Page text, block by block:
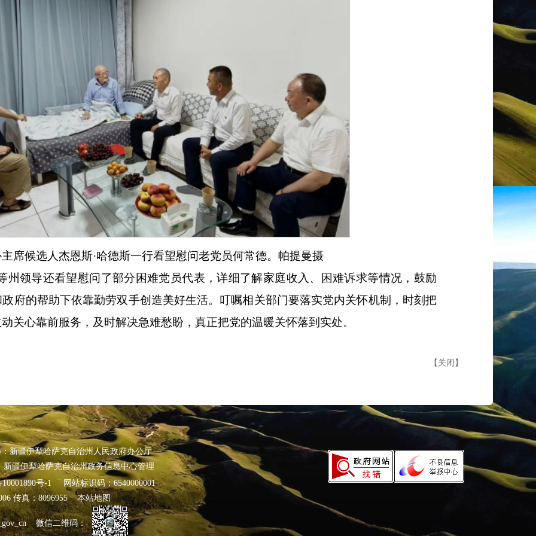
席候选人杰恩斯·哈德斯一行看望慰问老党员何常德。帕提曼摄
州领导还看望慰问了部分困难党员代表，详细了解家庭收入、困难诉求等情况，鼓励
府的帮助下依靠勤劳双手创造美好生活。叮嘱相关部门要落实党内关怀机制，时刻把
关心靠前服务，及时解决急难愁盼，真正把党的温暖关怀落到实处。
【 关闭 】
新疆伊犁哈萨克自治州人民政府办公厅
疆伊犁哈萨克自治州政务信息中心管理
号-1
网站标识码：6540000001
传真：8096955本站地图
微信二维码：